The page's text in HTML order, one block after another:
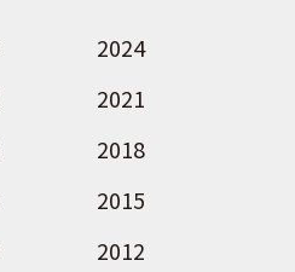
2024
2021
2018
2015
2012